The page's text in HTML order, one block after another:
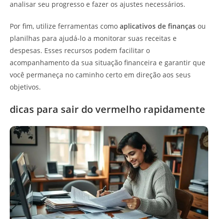
analisar seu progresso e fazer os ajustes necessários.
Por fim, utilize ferramentas como aplicativos de finanças ou
planilhas para ajudá-lo a monitorar suas receitas e
despesas. Esses recursos podem facilitar o
acompanhamento da sua situação financeira e garantir que
você permaneça no caminho certo em direção aos seus
objetivos.
dicas para sair do vermelho rapidamente